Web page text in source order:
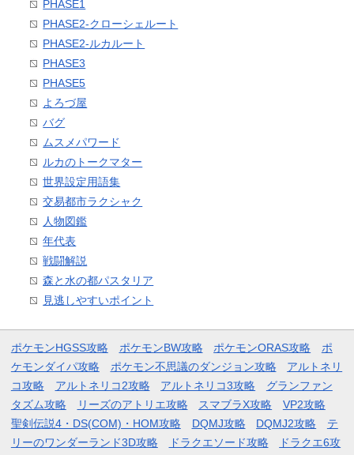
PHASE1
PHASE2-クローシェルート
PHASE2-ルカルート
PHASE3
PHASE5
よろづ屋
バグ
ムスメパワード
ルカのトークマター
世界設定用語集
交易都市ラクシャク
人物図鑑
年代表
戦闘解説
森と水の都パスタリア
見逃しやすいポイント
ポケモンHGSS攻略 ポケモンBW攻略 ポケモンORAS攻略
ポ
ケモンダイパ攻略
ポケモン不思議のダンジョン攻略
アルトネリ
コ攻略
アルトネリコ2攻略 アルトネリコ3攻略
グランファン
タズム攻略
リーズのアトリエ攻略 スマブラX攻略
VP2攻略
聖剣伝説4・DS(COM)・HOM攻略
DQMJ攻略 DQMJ2攻略
テ
リーのワンダーランド3D攻略
ドラクエソード攻略
ドラクエ6攻